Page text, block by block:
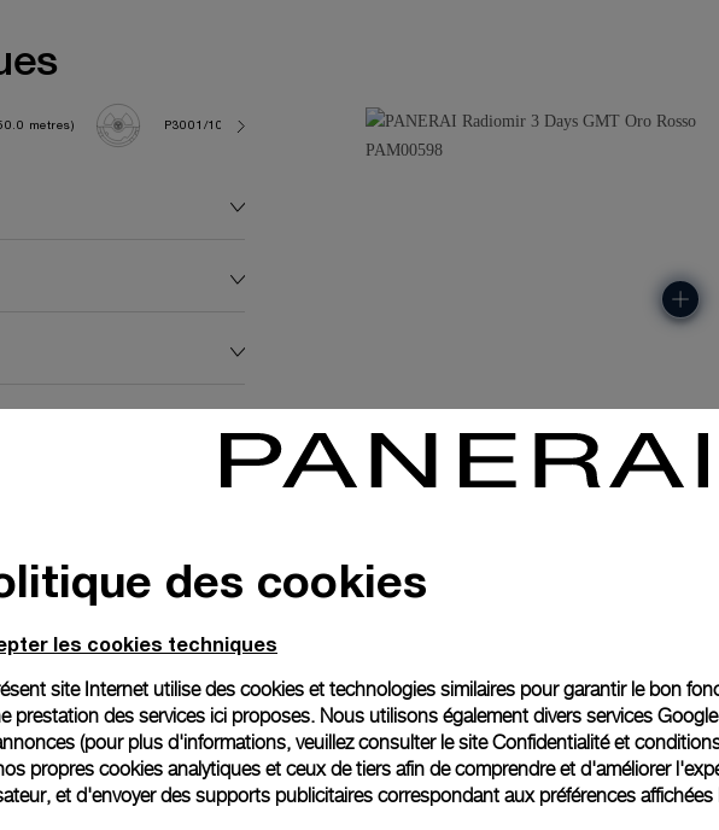
metres) P3001/10-3 224.3G
des cookies
les cookies techniques
site Internet utilise des cookies et technologies similaires pour garantir le bon
prestation des services ici proposes. Nous utilisons également divers services
(pour plus d'informations, veuillez consulter lesite Confidentialité et
propres cookies analytiques et ceux de tiers afin de comprendre et d'améliorer
et d'envoyer des supports publicitaires correspondant aux préférences affichées